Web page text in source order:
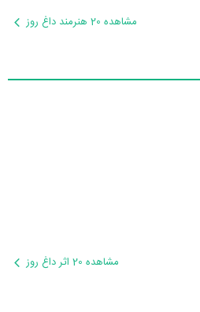
مشاهده 20 هنرمند داغ روز
مشاهده 20 اثر داغ روز